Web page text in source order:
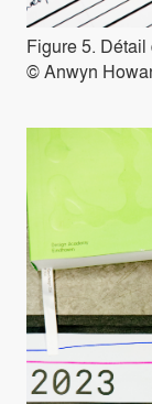
Figure 5. Détail
© Anwyn